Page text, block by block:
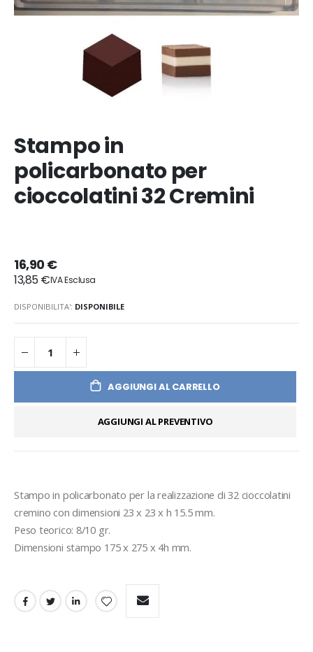
Stampo in
policarbonato per
cioccolatini 32 Cremini
16,90 €
13,85 €
DISPONIBILITA': DISPONIBILE
AGGIUNGI AL CARRELLO
AGGIUNGI AL PREVENTIVO
Stampo in policarbonato per la realizzazione di 32 cioccolatini
cremino con dimensioni 23 x 23 x h 15.5 mm.
Peso teorico: 8/10 gr.
Dimensioni stampo 175 x 275 x 4h mm.